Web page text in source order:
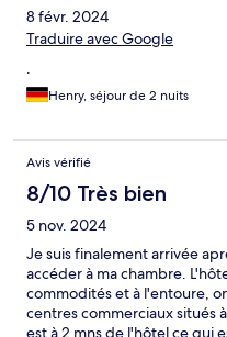
8 févr. 2024
Traduire avec Google
.
Henry, séjour de 2 nuits
Avis vérifié
8/10 Très bien
5 nov. 2024
Je suis finalement arrivée
accéder à ma chambre.
commodités et à l'entoure,
centres commerciaux situés
est à 2 mns de l'hôtel ce qui